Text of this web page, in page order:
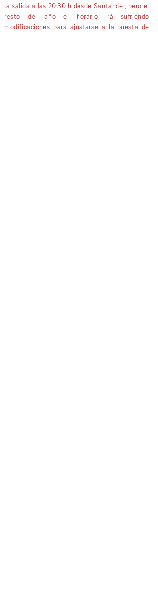
la salida a las 20:30 h desde Santander, pero el
resto del año el horario irá sufriendo
modificaciones para ajustarse a la puesta de